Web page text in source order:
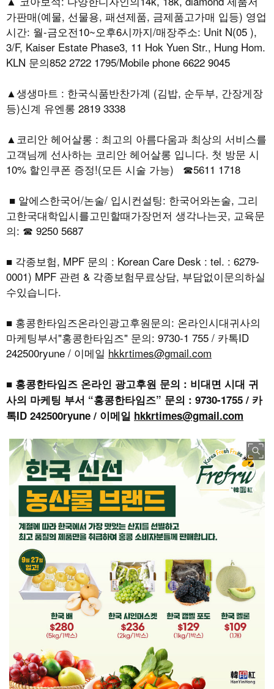
가판매(예물, 선물용, 패션제품, 금제품고가매 입등) 영업
시간: 월-금오전10~오후6시까지/매장주소: Unit N(05 ),
3/F, Kaiser Estate Phase3, 11 Hok Yuen Str., Hung Hom.
KLN 문의852 2722 1795/Mobile phone 6622 9045
▲생생마트 : 한국식품반찬가계 (김밥, 순두부, 간장게장
등)신계 유엔롱 2819 3338
▲코리안 헤어살롱 : 최고의 아름다움과 최상의 서비스를
고객님께 선사하는 코리안 헤어살롱 입니다. 첫 방문 시
10% 할인쿠폰 증정!(모든 시술 가능) ☎5611 1718
■ 알에스한국어/논술/ 입시컨설팅: 한국어와논술, 그리
고한국대학입시를고민할때가장먼저 생각나는곳, 교육문
의: ☎ 9250 5687
■ 각종보험, MPF 문의 : Korean Care Desk : tel. : 6279-
0001) MPF 관련 & 각종보험무료상담, 부담없이문의하실
수있습니다.
■ 홍콩한타임즈온라인광고후원문의: 온라인시대귀사의
마케팅부서"홍콩한타임즈" 문의: 9730-1 755 / 카톡ID
242500ryune / 이메일 hkkrtimes@gmail.com
■ 홍콩한타임즈 온라인 광고후원 문의 : 비대면 시대 귀
사의 마케팅 부서 “홍콩한타임즈” 문의 : 9730-1755 / 카
톡ID 242500ryune / 이메일 hkkrtimes@gmail.com